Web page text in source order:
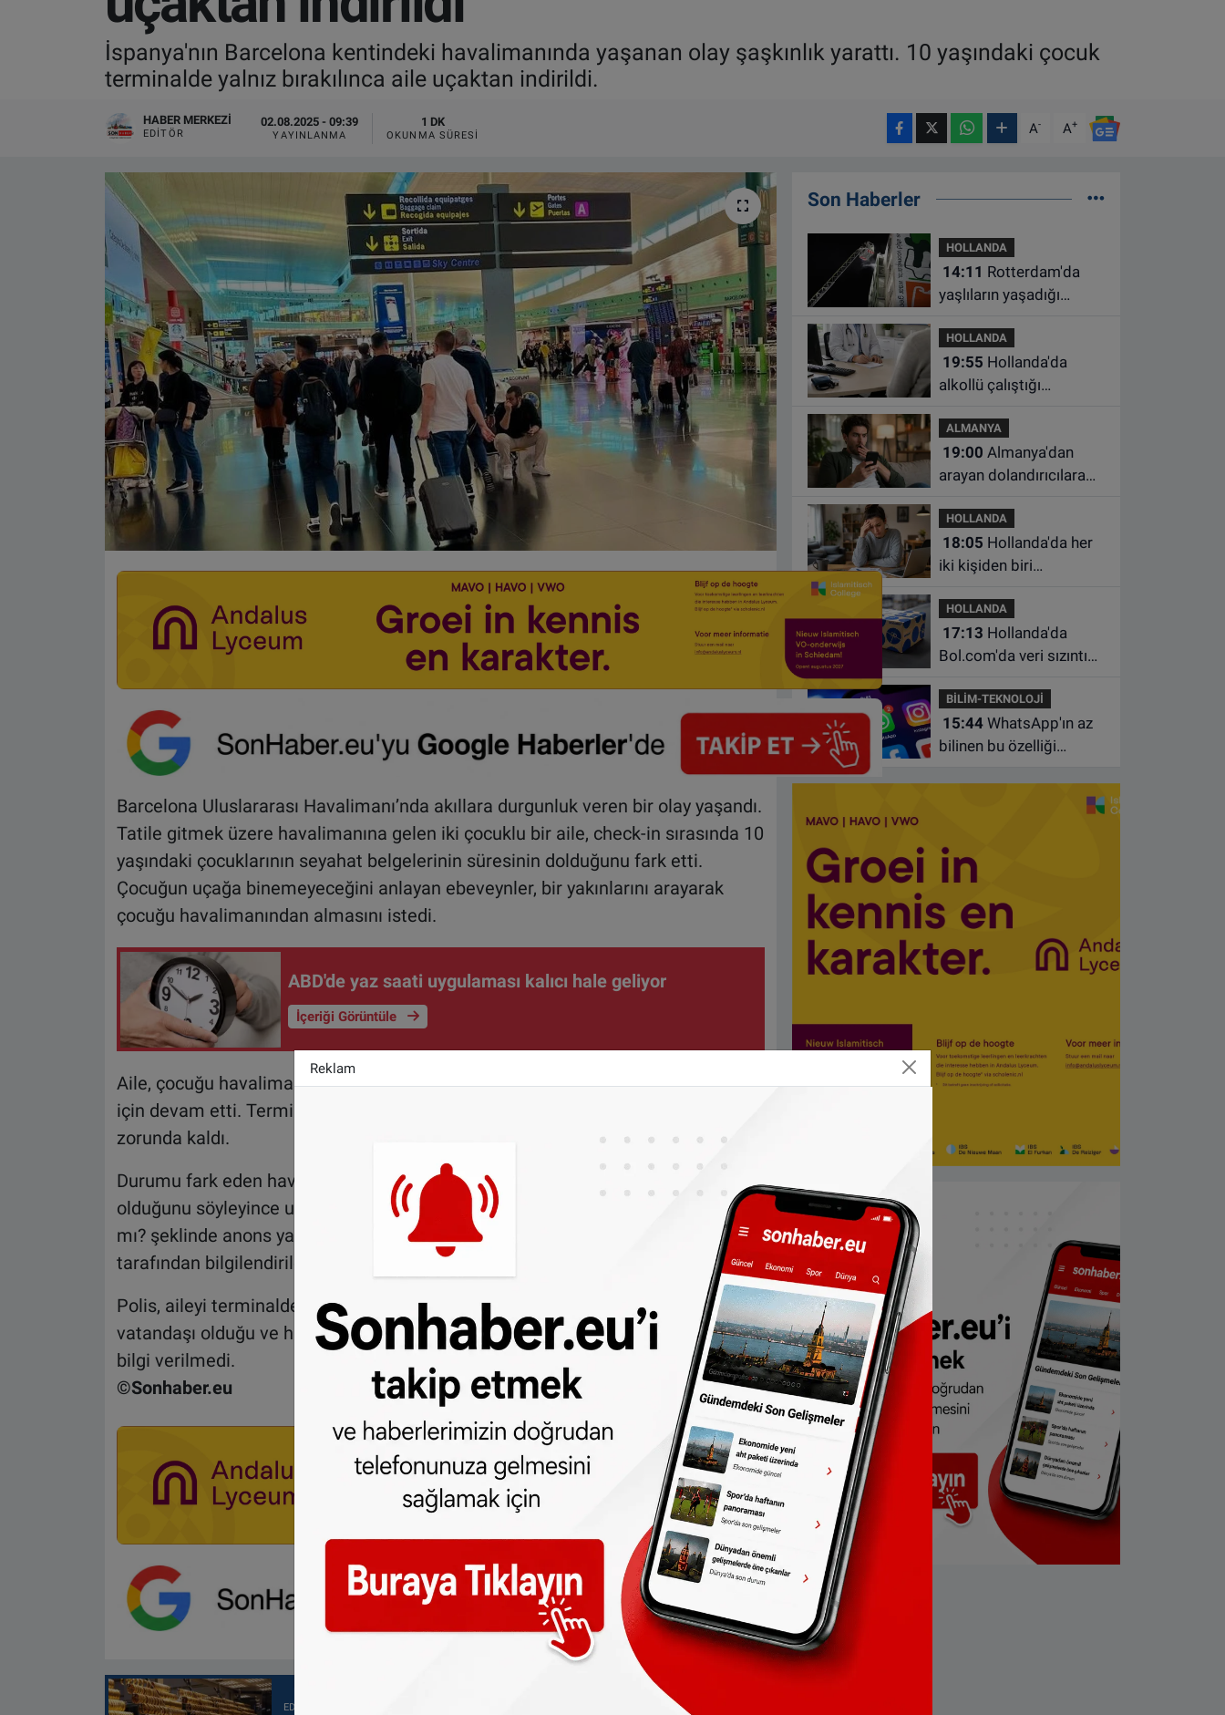
İspanya'nın Barcelona kentindeki havalimanında yaşanan olay şaşkınlık yarattı. 10 yaşındaki çocuk
terminalde yalnız bırakılınca aile uçaktan indirildi.
HABER MERKEZI
EDITÖR
02.08.2025 - 09:39
YAYINLANMA
1 DK
OKUNMA SÜRESI A- A+
Barcelona Uluslararası Havalimanı’nda akıllara durgunluk veren bir olay yaşandı.
Tatile gitmek üzere havalimanına gelen iki çocuklu bir aile, check-in sırasında 10
yaşındaki çocuklarının seyahat belgelerinin süresinin dolduğunu fark etti.
Çocuğun uçağa binemeyeceğini anlayan ebeveynler, bir yakınlarını arayarak
çocuğu havalimanından almasını istedi.
ABD'de yaz saati uygulaması kalıcı hale geliyor
İçeriği Görüntüle
Aile, çocuğu havalimanında bırakıp diğer çocuğuyla Kazablanka uçağına binmek
için devam etti. Terminalde tek başına kalan çocuk ise yakınını beklemek
zorunda kaldı.
Durumu fark eden havalimanı personeli alarma geçti. Çocuk, ailesinin uçakta
olduğunu söyleyince uçağın pilotu haberdar edildi. Pilot "Çocuğunu unutan var
mı? şeklinde anons yapmasına rağmen hiç bir yolcudan cevap gelmedi. Pilot
tarafından bilgilendirilen kabin ekibi aileyi tespit ederek uçaktan indirdi.
Polis, aileyi terminalde bekleyen çocuklarının yanına götürdü. Ailenin hangi ülke
vatandaşı olduğu ve haklarında yasal işlem başlatılıp başlatılmayacağına dair
bilgi verilmedi.
©Sonhaber.eu
EDITÖRÜN SEÇTIĞI
Son Haberler
HOLLANDA
14:11
yaşlıların yaşadığı
yangında bir kişi öldü
HOLLANDA
19:55
alkollü çalıştığı
çalışma yasağı
ALMANYA
19:00
arayan dolandırıcılara
HOLLANDA
18:05
iki kişiden biri
HOLLANDA
17:13
Bol.com'da veri sızıntısı:
geçirilmiş olabilir
BİLİM-TEKNOLOJİ
15:44WhatsApp'ın az
bilinen bu özelliği
VIDEO GALERİ
ALGEMENE VOORWAARDEN
CONTACT
Çerez Politikası
Reklam